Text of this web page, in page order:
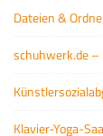
Dateien &
schuhwerk.de
Klavier-Yoga-